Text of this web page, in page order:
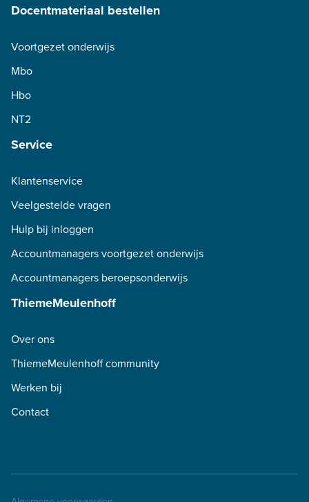
Docentmateriaal bestellen
Voortgezet onderwijs
Mbo
Hbo
NT2
Service
Klantenservice
Veelgestelde vragen
Hulp bij inloggen
Accountmanagers voortgezet onderwijs
Accountmanagers beroepsonderwijs
ThiemeMeulenhoff
Over ons
ThiemeMeulenhoff community
Werken bij
Contact